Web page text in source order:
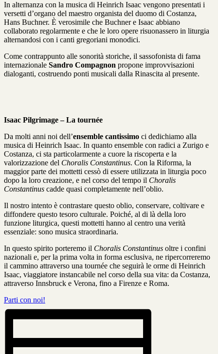
In alternanza con la musica di Heinrich Isaac vengono presentati i
versetti d’organo del maestro organista del duomo di Costanza,
Hans Buchner. È verosimile che Buchner e Isaac abbiano
collaborato regolarmente e che le loro opere risuonassero in liturgia
alternandosi con i canti gregoriani monodici.
Come contrappunto alle sonorità storiche, il sassofonista di fama
internazionale Sandro Compagnon propone improvvisazioni
dialoganti, costruendo ponti musicali dalla Rinascita al presente.
Isaac Pilgrimage – La tournée
Da molti anni noi dell’ensemble cantissimo ci dedichiamo alla
musica di Heinrich Isaac. In quanto ensemble con radici a Zurigo e
Costanza, ci sta particolarmente a cuore la riscoperta e la
valorizzazione del Choralis Constantinus. Con la Riforma, la
maggior parte dei mottetti cessò di essere utilizzata in liturgia poco
dopo la loro creazione, e nel corso del tempo il Choralis
Constantinus cadde quasi completamente nell’oblio.
Il nostro intento è contrastare questo oblio, conservare, coltivare e
diffondere questo tesoro culturale. Poiché, al di là della loro
funzione liturgica, questi mottetti hanno al centro una verità
essenziale: sono musica straordinaria.
In questo spirito porteremo il Choralis Constantinus oltre i confini
nazionali e, per la prima volta in forma esclusiva, ne ripercorreremo
il cammino attraverso una tournée che seguirà le orme di Heinrich
Isaac, viaggiatore instancabile nel corso della sua vita: da Costanza,
attraverso Innsbruck e Verona, fino a Firenze e Roma.
Parti con noi!